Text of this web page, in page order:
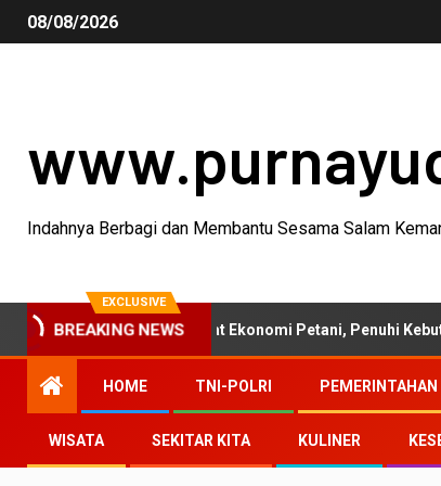
08/08/2026
Indahnya Berbagi dan Membantu Sesama Salam
EXCLUSIVE
BREAKING NEWS
2026 Perkuat Ekonomi Petani, Penuhi Kebutuhan
HOME TNI-POLRI PEMERINTAHAN
WISATA SEKITAR KITA KULINER